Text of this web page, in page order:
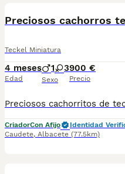
Preciosos cachorros
Teckel Miniatura
4 meses
Edad
1 3
Sexo
900 €
Precio
CriadorCon Afijo
Identidad
Caudete, Albacete (77.5km)